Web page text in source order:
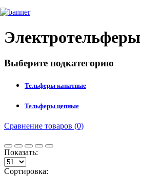
Электротельферы
Выберите подкатегорию
Тельферы канатные
Тельферы цепные
Сравнение товаров (0)
Показать:
Сортировка: